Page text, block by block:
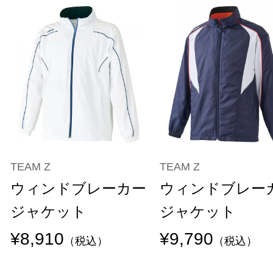
TEAM Z
ウィンドブレーカー
ジャケット
¥8,910 （税込）
TEAM Z
ウィンドブレー
ジャケット
¥9,790 （税込）